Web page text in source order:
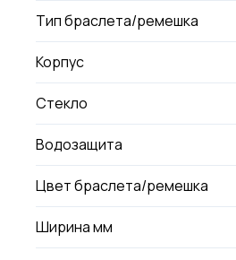
Тип браслета/ремешка
Корпус
Стекло
Водозащита
Цвет браслета/ремешка
Ширина мм